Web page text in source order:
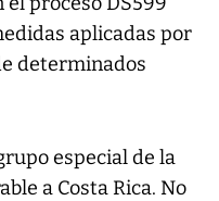
aplicadas por
determinados
especial de la
a Costa Rica. No